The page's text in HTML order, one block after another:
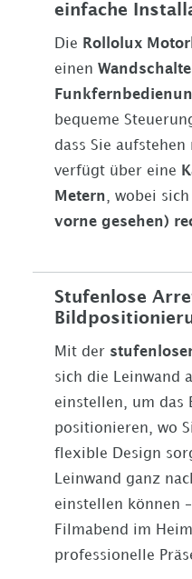
einfache
Die Rollolux
einen
bequeme
dass Sie aufstehen
verfügt über eine
Metern, wobei sich
vorne gesehen)
Stufenlose
Mit der
sich die Leinwand
einstellen, um das
positionieren, wo
flexible Design
Leinwand ganz
einstellen können
Filmabend im
professionelle